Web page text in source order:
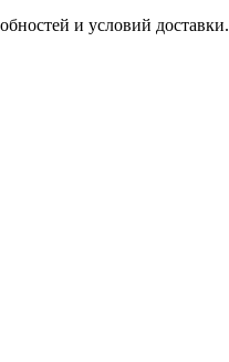
и условий доставки.